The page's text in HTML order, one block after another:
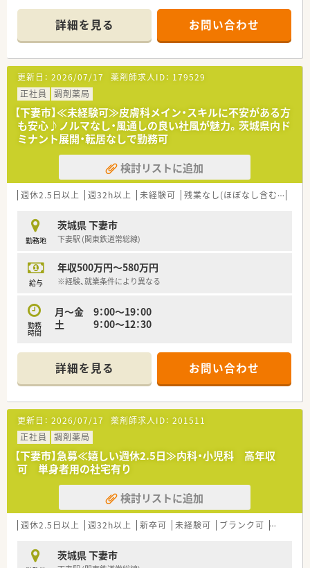
から100枚程度となっています。
■薬剤師は常勤2名、パート3名の常時3名体制で、事務スタッフ
も3名在籍し業務をサポートしています。
【募集背景と求める人物像について】
■今回は、欠員補充のため、正社員として勤務いただける薬剤師
の方を1名募集しています。
■法人全体として在宅医療に注力しているため、在宅業務に興味
があり、意欲的に取り組める方を歓迎します。
■薬剤師としてのスキルアップ意欲が高く、医療人として地域社
会に貢献したいという志を持つ方を求めています。
【法人特徴について】
■茨城県西部を中心に約10店舗の調剤薬局を展開し、介護支援
事業所や薬膳カフェなども運営しています。
的な貢献を目指している企業です。
■全店舗で在宅医療に対応しており、県内全域の大学病院や総合
病院の処方も受け付ける面薬局機能が充実しています。
詳細を見る お問い合わせ
更新日： 2026/07/17 薬剤師求人ID： 179529
正社員
調剤薬局
【下妻市】≪未経験可≫皮膚科メイン・スキルに不安がある方
も安心♪ノルマなし・風通しの良い社風が魅力。茨城県内ド
ミナント展開・転居なしで勤務可
検討リストに追加
週休2.5日以上 週32h以上 未経験可 残業なし(ほぼなし含む)
勤務地
茨城県 下妻市
下妻駅 (関東鉄道常総線)
給与
年収500万円～580万円
※経験、就業条件により異なる
勤務
時間
月～金 9：00～19：00
土 9：00～12：30
詳細を見る お問い合わせ
更新日： 2026/07/17 薬剤師求人ID： 201511
正社員
調剤薬局
【下妻市】急募≪嬉しい週休2.5日≫内科・小児科 高年収
可 単身者用の社宅有り
検討リストに追加
週休2.5日以上 週32h以上 新卒可 未経験可 ブランク可 転勤なし
茨城県 下妻市